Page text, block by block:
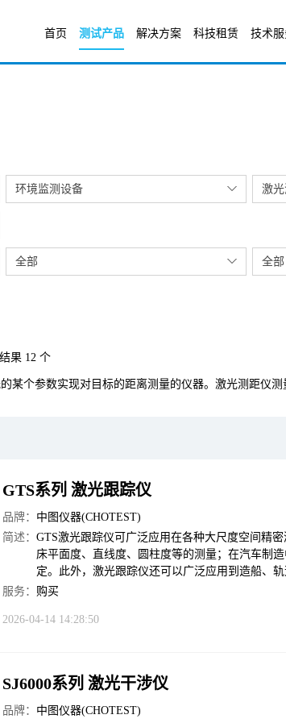
首页 测试产品 解决方案 科技租赁 技术
环境监测设备 激
全部 全部
果 12 个
某个参数实现对目标的距离测量的仪器。激光测距仪测
GTS系列 激光跟踪仪
品牌： 中图仪器(CHOTEST)
简述： GTS激光跟踪仪可广泛应用在各种大尺度空间精
床平面度、直线度、圆柱度等的测量；在汽车制
定。此外，激光跟踪仪还可以广泛应用到造船、
服务： 购买
2026-04-14 14:28:50
SJ6000系列 激光干涉仪
品牌： 中图仪器(CHOTEST)